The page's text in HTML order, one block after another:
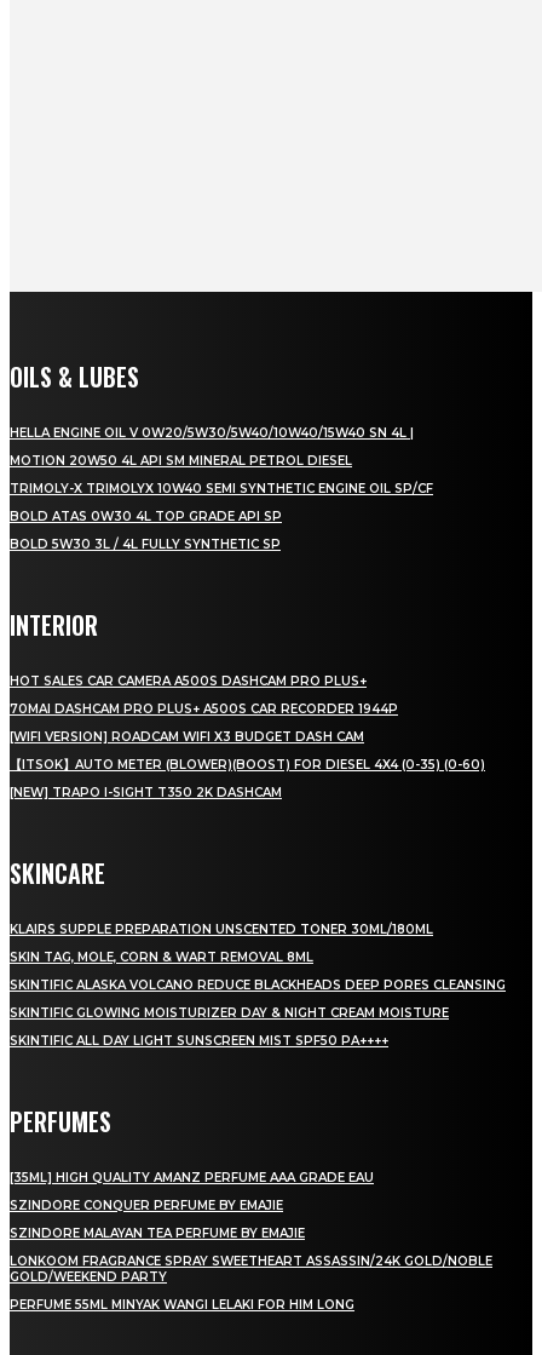
OILS & LUBES
HELLA ENGINE OIL V 0W20/5W30/5W40/10W40/15W40 SN 4L |
MOTION 20W50 4L API SM MINERAL PETROL DIESEL
TRIMOLY-X TRIMOLYX 10W40 SEMI SYNTHETIC ENGINE OIL SP/CF
BOLD ATAS 0W30 4L TOP GRADE API SP
BOLD 5W30 3L / 4L FULLY SYNTHETIC SP
INTERIOR
HOT SALES CAR CAMERA A500S DASHCAM PRO PLUS+
70MAI DASHCAM PRO PLUS+ A500S CAR RECORDER 1944P
[WIFI VERSION] ROADCAM WIFI X3 BUDGET DASH CAM
【ITSOK】AUTO METER (BLOWER)(BOOST) FOR DIESEL 4X4 (0-35) (0-60)
[NEW] TRAPO I-SIGHT T350 2K DASHCAM
SKINCARE
KLAIRS SUPPLE PREPARATION UNSCENTED TONER 30ML/180ML
SKIN TAG, MOLE, CORN & WART REMOVAL 8ML
SKINTIFIC ALASKA VOLCANO REDUCE BLACKHEADS DEEP PORES CLEANSING
SKINTIFIC GLOWING MOISTURIZER DAY & NIGHT CREAM MOISTURE
SKINTIFIC ALL DAY LIGHT SUNSCREEN MIST SPF50 PA++++
PERFUMES
[35ML] HIGH QUALITY AMANZ PERFUME AAA GRADE EAU
SZINDORE CONQUER PERFUME BY EMAJIE
SZINDORE MALAYAN TEA PERFUME BY EMAJIE
LONKOOM FRAGRANCE SPRAY SWEETHEART ASSASSIN/24K GOLD/NOBLE
GOLD/WEEKEND PARTY
PERFUME 55ML MINYAK WANGI LELAKI FOR HIM LONG